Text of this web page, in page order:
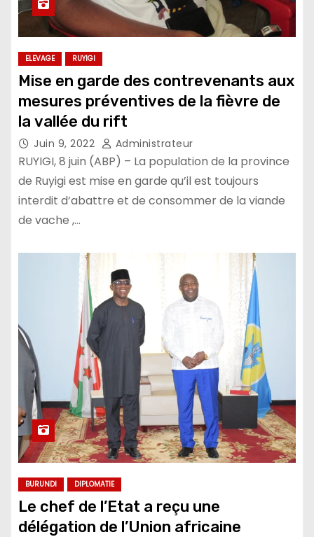
ELEVAGE RUYIGI
Mise en garde des contrevenants aux
mesures préventives de la fièvre de
la vallée du rift
Juin 9, 2022 Administrateur
RUYIGI, 8 juin (ABP) – La population de la province
de Ruyigi est mise en garde qu’il est toujours
interdit d’abattre et de consommer de la viande
de vache ,…
BURUNDI DIPLOMATIE
Le chef de l’Etat a reçu une
délégation de l’Union africaine